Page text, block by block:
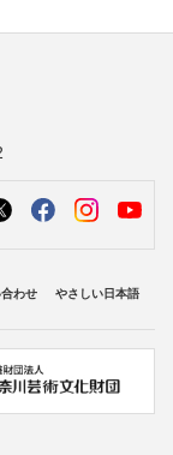
わせ やさしい日本語